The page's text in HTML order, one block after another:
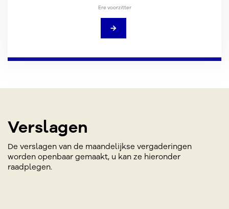
Ere voorzitter
→
Verslagen
De verslagen van de maandelijkse vergaderingen
worden openbaar gemaakt, u kan ze hieronder
raadplegen.